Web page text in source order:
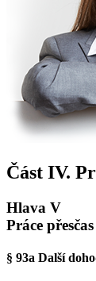
Část IV.
Hlava V
Práce přesčas
§ 93a Další